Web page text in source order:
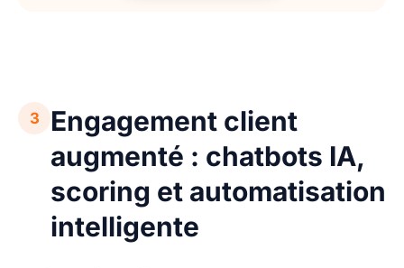
3
Engagement client
augmenté : chatbots IA,
scoring et automatisation
intelligente